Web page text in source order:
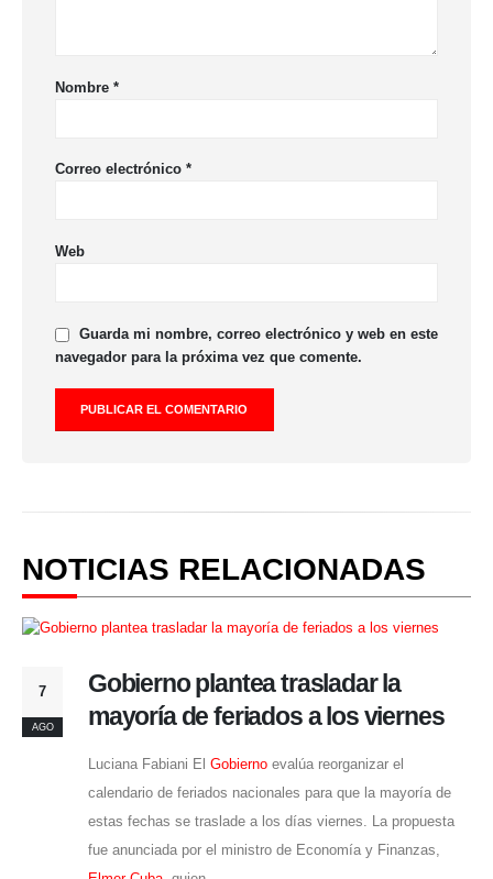
Nombre *
Correo electrónico *
Web
Guarda mi nombre, correo electrónico y web en este
navegador para la próxima vez que comente.
NOTICIAS RELACIONADAS
7
AGO
Gobierno plantea trasladar la
mayoría de feriados a los viernes
Luciana Fabiani El Gobierno evalúa reorganizar el
calendario de feriados nacionales para que la mayoría de
estas fechas se traslade a los días viernes. La propuesta
fue anunciada por el ministro de Economía y Finanzas,